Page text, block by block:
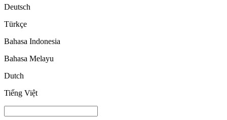
Deutsch
Türkçe
Bahasa Indonesia
Bahasa Melayu
Dutch
Tiếng Việt